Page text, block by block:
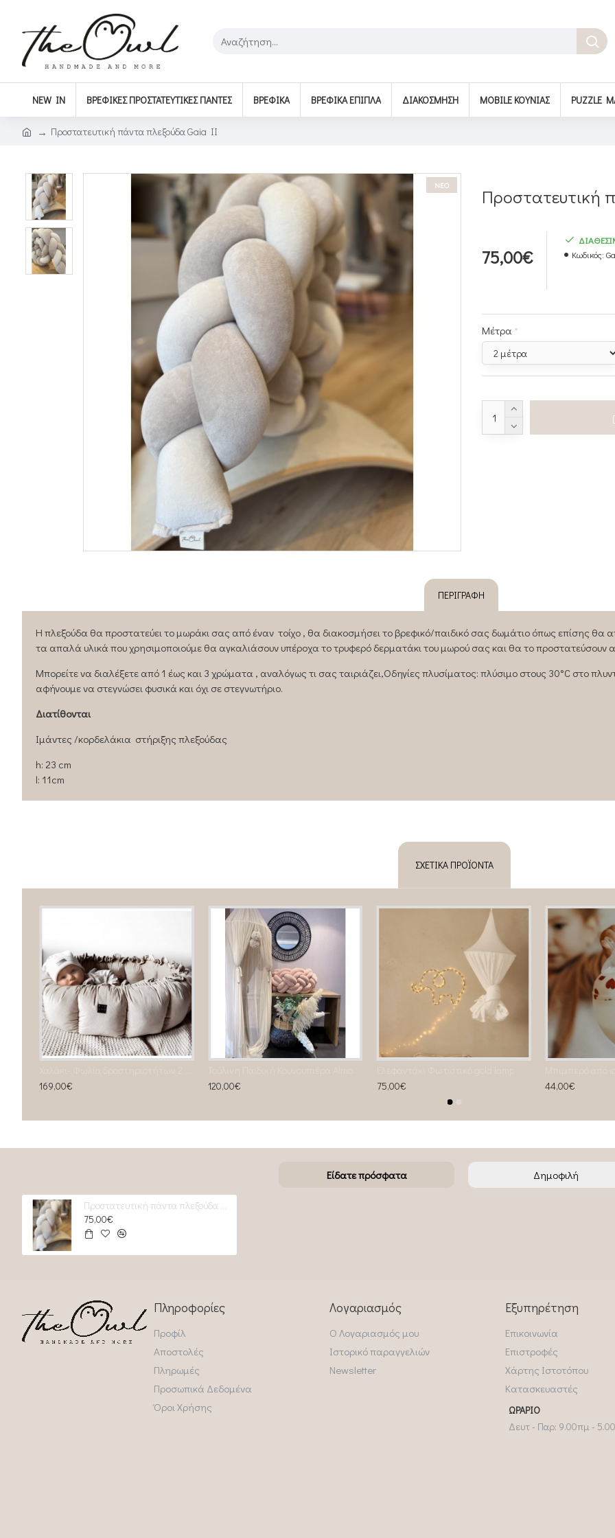
NEW IN ΒΡΕΦΙΚΈΣ ΠΡΟΣΤΑΤΕΥΤΙΚΈΣ ΠΆΝΤΕΣ ΒΡΕΦΙΚΆ BΡΕΦΙΚΆ ΈΠΙΠΛΑ ΔΙΑΚΌΣΜΗΣΗ MOBILE ΚΟΎΝΙΑΣ PUZZLE
Προστατευτική πάντα πλεξούδα Gaia II
ΝΕΟ
Προστατευτική
75,00€
Κωδικός:
Μέτρα
ΠΕΡΙΓΡΑΦΉ
Η πλεξούδα θα προστατεύει το μωράκι σας από έναν τοίχο , θα διακοσμήσει το βρεφικό/παιδικό σας δωμάτιο όπως επίσης θα
τα απαλά υλικά που χρησιμοποιούμε θα αγκαλιάσουν υπέροχα το τρυφερό δερματάκι του μωρού σας και θα το προστατεύσουν
Μπορείτε να διαλέξετε από 1 έως και 3 χρώματα , αναλόγως τι σας ταιριάζει,Oδηγίες πλυσίματος: πλύσιμο στους 30°C στο
αφήνουμε να στεγνώσει φυσικά και όχι σε στεγνωτήριο.
Διατίθoνται
Ιμάντες /κορδελάκια στήριξης πλεξούδας
h: 23 cm
l: 11cm
ΣΧΕΤΙΚΆ ΠΡΟΪΌΝΤΑ
169,00€
120,00€
75,00€
44,00€
Είδατε πρόσφατα Δημοφιλή
Προστατευτική πάντα πλεξούδα Gaia II
75,00€
Πληροφορίες
Προφίλ
Αποστολές
Πληρωμές
Προσωπικά Δεδομένα
Όροι Χρήσης
Λογαριασμός
Ο Λογαριασμός μου
Ιστορικό παραγγελιών
Newsletter
Εξυπηρέτηση
Επικοινωνία
Επιστροφές
Χάρτης Ιστοτόπου
Κατασκευαστές
ΩΡΆΡΙΟ
Δευτ - Παρ: 9.00πμ -